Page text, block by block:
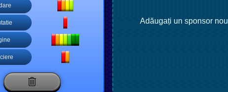
Adăugați un sponsor nou